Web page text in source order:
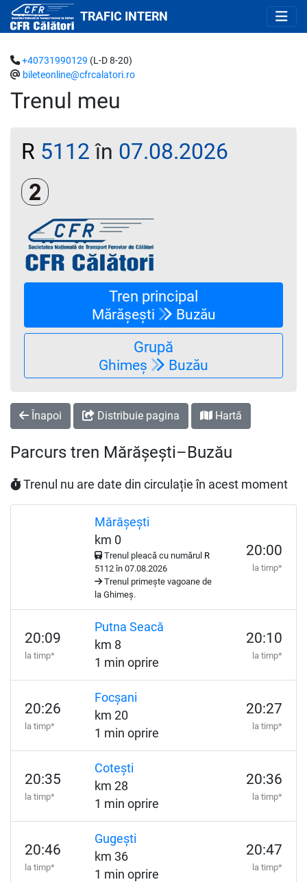
TRAFIC INTERN
Trenul meu
+40731990129 (L-D 8-20)
bileteonline@cfrcalatori.ro
R 5112 în 07.08.2026
Clasa a 2-a
Tren principal
Mărășești Buzău
Grupă
Ghimeș Buzău
Înapoi Distribuie pagina Hartă
Parcurs tren Mărășești–Buzău
Trenul nu are date din circulație în acest moment
Mărășești
km 0
Trenul pleacă cu numărul R
5112 în 07.08.2026
Trenul primește vagoane de
la Ghimeș.
20:00
la timp*
20:09
la timp*
Putna Seacă
km 8
1 min oprire
20:10
la timp*
20:26
la timp*
Focșani
km 20
1 min oprire
20:27
la timp*
20:35
la timp*
Cotești
km 28
1 min oprire
20:36
la timp*
20:46
la timp*
Gugești
km 36
1 min oprire
20:47
la timp*